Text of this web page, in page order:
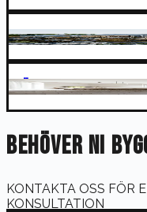
STORA KOVIK
SKÄRLINGE
BEHÖVER NI
KONTAKTA OSS FÖR
KONSULTATION